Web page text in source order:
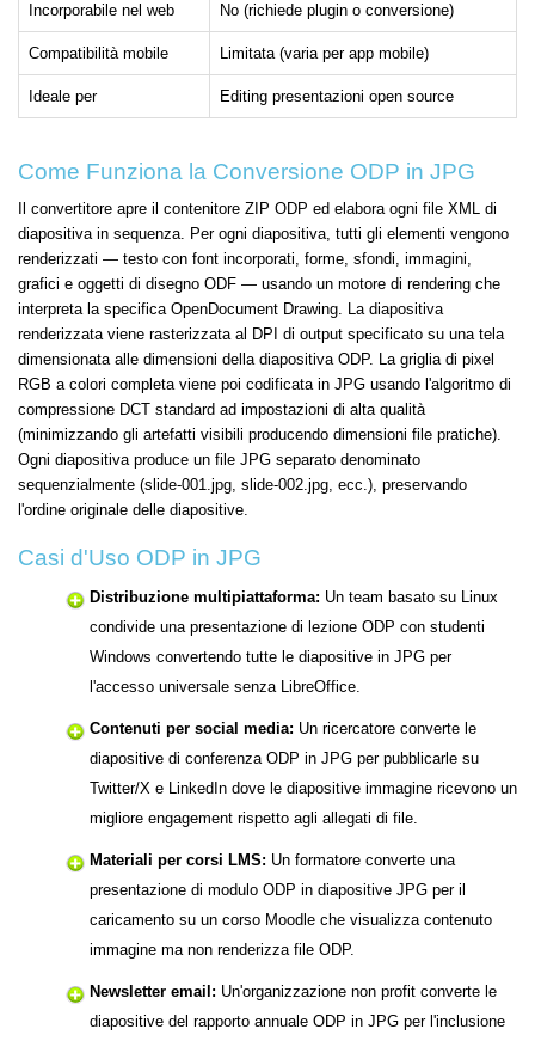
Incorporabile nel web No (richiede plugin o conversione)
Compatibilità mobile Limitata (varia per app mobile)
Ideale per Editing presentazioni open source
Come Funziona la Conversione ODP in JPG
Il convertitore apre il contenitore ZIP ODP ed elabora ogni file XML di
diapositiva in sequenza. Per ogni diapositiva, tutti gli elementi vengono
renderizzati — testo con font incorporati, forme, sfondi, immagini,
grafici e oggetti di disegno ODF — usando un motore di rendering che
interpreta la specifica OpenDocument Drawing. La diapositiva
renderizzata viene rasterizzata al DPI di output specificato su una tela
dimensionata alle dimensioni della diapositiva ODP. La griglia di pixel
RGB a colori completa viene poi codificata in JPG usando l'algoritmo di
compressione DCT standard ad impostazioni di alta qualità
(minimizzando gli artefatti visibili producendo dimensioni file pratiche).
Ogni diapositiva produce un file JPG separato denominato
sequenzialmente (slide-001.jpg, slide-002.jpg, ecc.), preservando
l'ordine originale delle diapositive.
Casi d'Uso ODP in JPG
Distribuzione multipiattaforma: Un team basato su Linux
condivide una presentazione di lezione ODP con studenti
Windows convertendo tutte le diapositive in JPG per
l'accesso universale senza LibreOffice.
Contenuti per social media: Un ricercatore converte le
diapositive di conferenza ODP in JPG per pubblicarle su
Twitter/X e LinkedIn dove le diapositive immagine ricevono un
migliore engagement rispetto agli allegati di file.
Materiali per corsi LMS: Un formatore converte una
presentazione di modulo ODP in diapositive JPG per il
caricamento su un corso Moodle che visualizza contenuto
immagine ma non renderizza file ODP.
Newsletter email: Un'organizzazione non profit converte le
diapositive del rapporto annuale ODP in JPG per l'inclusione